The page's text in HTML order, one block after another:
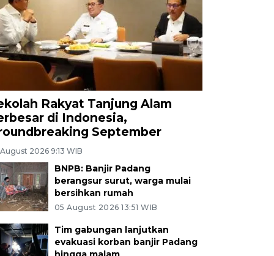
Rakyat Tanjung Alam
di Indonesia,
September
2026 9:13 WIB
BNPB: Banjir Padang
berangsur surut, warga mulai
bersihkan rumah
05 August 2026 13:51 WIB
Tim gabungan lanjutkan
evakuasi korban banjir Padang